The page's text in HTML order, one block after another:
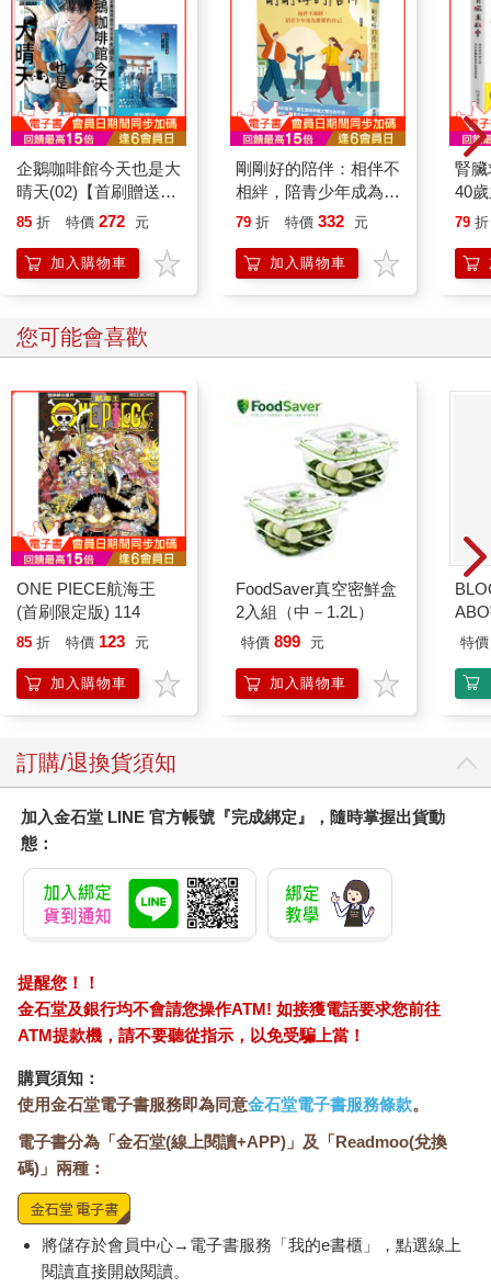
企鵝咖啡館今天也是大
晴天(02)【首刷贈送
「謹賀新年」收藏卡】
85 折 特價 272 元
加入購物車
剛剛好的陪伴：相伴不
相絆，陪青少年成為想
要的自己
79 折 特價 332 元
加入購物車
腎
40
就
79 折
您可能會喜歡
ONE PIECE航海王
(首刷限定版) 114
85 折 特價 123 元
加入購物車
FoodSaver真空密鮮盒
2入組（中－1.2L）
特價 899 元
加入購物車
特價
訂購/退換貨須知
加入金石堂 LINE 官方帳號『完成綁定』，隨時掌握出貨動
態：
提醒您！！
金石堂及銀行均不會請您操作ATM! 如接獲電話要求您前往
ATM提款機，請不要聽從指示，以免受騙上當！
購買須知：
使用金石堂電子書服務即為同意金石堂電子書服務條款。
電子書分為「金石堂(線上閱讀+APP)」及「Readmoo(兌換
碼)」兩種：
將儲存於會員中心→電子書服務「我的e書櫃」，點選線上
閱讀直接開啟閱讀。